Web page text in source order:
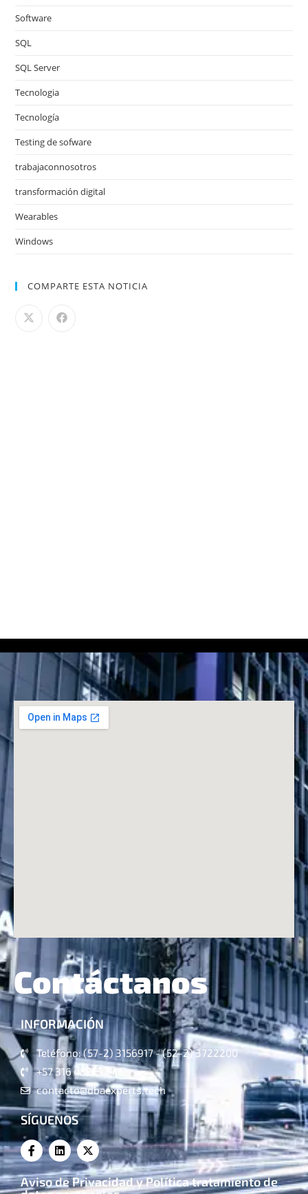
Software
SQL
SQL Server
Tecnologia
Tecnología
Testing de sofware
trabajaconnosotros
transformación digital
Wearables
Windows
COMPARTE ESTA NOTICIA
Contáctanos
INFORMACIÓN
Teléfono: (57-2) 3156917 - (52-2) 3722200
+57 316 4821324
contacto@dbaexperts.tech
SÍGUENOS
Aviso de Privacidad y Política tratamiento de